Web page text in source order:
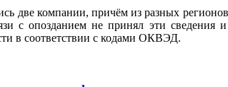
две компании, причём из разных
с опозданием не принял эти
в соответствии с кодами ОКВЭД.